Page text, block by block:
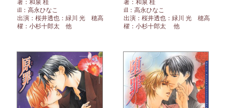
著：和泉 桂
ill：高永ひなこ
出演：桜井透也：緑川 光 穂高
櫂：小杉十郎太 他
著：和泉 桂
ill：高永ひなこ
出演：桜井透也：緑川 光 穂高
櫂：小杉十郎太 他